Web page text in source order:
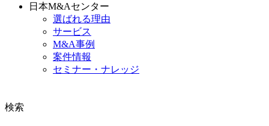
日本M&Aセンター
選ばれる理由
サービス
M&A事例
案件情報
セミナー・ナレッジ
検索